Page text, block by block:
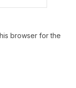
browser for the